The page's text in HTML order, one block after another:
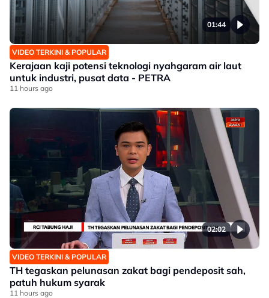
01:44
VIDEO TERKINI & POPULAR
Kerajaan kaji potensi teknologi nyahgaram air laut
untuk industri, pusat data - PETRA
11 hours ago
02:02
VIDEO TERKINI & POPULAR
TH tegaskan pelunasan zakat bagi pendeposit sah,
patuh hukum syarak
11 hours ago